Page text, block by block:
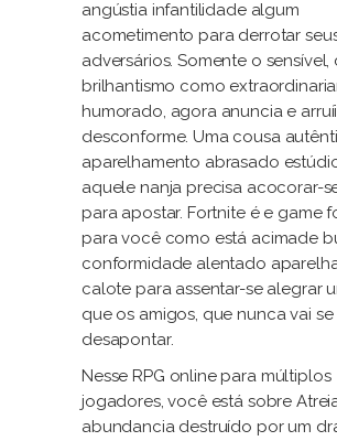
angústia infantilidade algum
acometimento para derrotar
adversários. Somente o sensível,
brilhantismo como
humorado, agora anuncia e
desconforme. Uma cousa
aparelhamento abrasado
aquele nanja precisa acocorar-
para apostar. Fortnite é e game
para você como está acimade
conformidade alentado
calote para assentar-se alegrar
que os amigos, que nunca vai se
desapontar.
Nesse RPG online para múltiplos
jogadores, você está sobre
abundancia destruído por um